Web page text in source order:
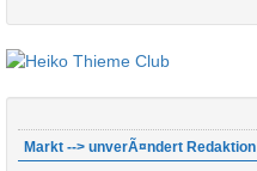
Markt --> unverÃ¤ndert Redaktion